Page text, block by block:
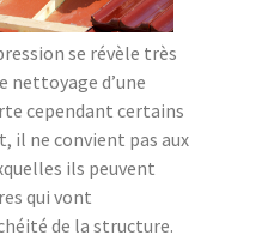
se révèle très
nettoyage d’une
cependant certains
il ne convient pas aux
ils peuvent
qui vont
de la structure.